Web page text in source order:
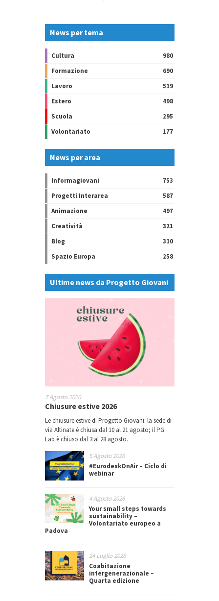
News per tema
Cultura
980
Formazione
690
Lavoro
519
Estero
498
Scuola
295
Volontariato
177
News per area
Informagiovani
753
Progetti Interarea
587
Animazione
497
Creatività
321
Blog
310
Spazio Europa
258
Ultime news da Progetto Giovani
7 Agosto 2026
Chiusure estive 2026
Le chiusure estive di Progetto Giovani: la sede di
via Altinate è chiusa dal 10 al 21 agosto; il PG
Lab è chiuso dal 3 al 28 agosto.
5 Agosto 2026
#EurodeskOnAir – Ciclo di
webinar
4 Agosto 2026
Your small steps towards
sustainability –
Volontariato europeo a
Padova
24 Luglio 2026
Coabitazione
intergenerazionale –
Quarta edizione